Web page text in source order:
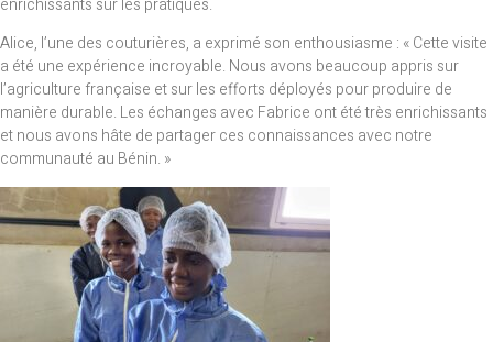
enrichissants sur les pratiques.
Alice, l’une des couturières, a exprimé son enthousiasme : « Cette visite
a été une expérience incroyable. Nous avons beaucoup appris sur
l’agriculture française et sur les efforts déployés pour produire de
manière durable. Les échanges avec Fabrice ont été très enrichissants
et nous avons hâte de partager ces connaissances avec notre
communauté au Bénin. »